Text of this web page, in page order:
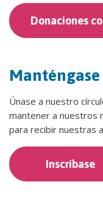
Donaciones
Únase a nuestro
mantener a nuestros
para recibir nuestras
Inscríbase